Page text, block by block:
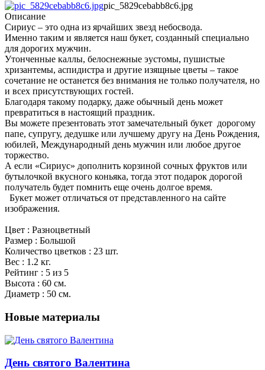
pic_5829cebabb8c6.jpg
Описание
Сириус – это одна из ярчайших звезд небосвода.
Именно таким и является наш букет, созданный специально
для дорогих мужчин.
Утонченные каллы, белоснежные эустомы, пушистые
хризантемы, аспидистра и другие изящные цветы – такое
сочетание не останется без внимания не только получателя, но
и всех присутствующих гостей.
Благодаря такому подарку, даже обычный день может
превратиться в настоящий праздник.
Вы можете презентовать этот замечательный букет дорогому
папе, супругу, дедушке или лучшему другу на День Рождения,
юбилей, Международный день мужчин или любое другое
торжество.
А если «Сириус» дополнить корзиной сочных фруктов или
бутылочкой вкусного коньяка, тогда этот подарок дорогой
получатель будет помнить еще очень долгое время.
Букет может отличаться от представленного на сайте
изображения.
Цвет : Разноцветный
Размер : Большой
Количество цветков : 23 шт.
Вес : 1.2 кг.
Рейтинг : 5 из 5
Высота : 60 см.
Диаметр : 50 см.
Новые материалы
День святого Валентина